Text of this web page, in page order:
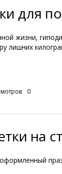
для
жизни,
лишних
0
на